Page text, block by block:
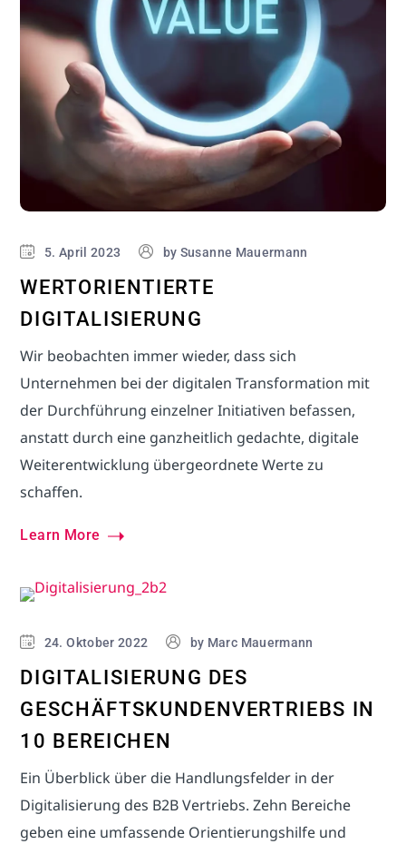
5. April 2023 by Susanne Mauermann
WERTORIENTIERTE
DIGITALISIERUNG
Wir beobachten immer wieder, dass sich
Unternehmen bei der digitalen Transformation mit
der Durchführung einzelner Initiativen befassen,
anstatt durch eine ganzheitlich gedachte, digitale
Weiterentwicklung übergeordnete Werte zu
schaffen.
Learn More
24. Oktober 2022 by Marc Mauermann
DIGITALISIERUNG DES
GESCHÄFTSKUNDENVERTRIEBS IN
10 BEREICHEN
Ein Überblick über die Handlungsfelder in der
Digitalisierung des B2B Vertriebs. Zehn Bereiche
geben eine umfassende Orientierungshilfe und